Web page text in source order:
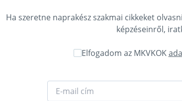
Ha szeretne naprakész szakmai cikkeket
képzéseinről,
Elfogadom az MKVKOK